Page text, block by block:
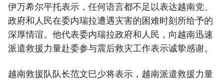
伊万希尔平托表示，任何语言都不足以表达越南党、
政府和人民在委内瑞拉遭遇灾害的困难时刻所给予的
深厚情谊。他代表委内瑞拉政府和人民，向越南迅速
派遣救援力量赴委参与震后救灾工作表示诚挚感谢。
越南救援队队长范文巳少将表示，越南派遣救援力量